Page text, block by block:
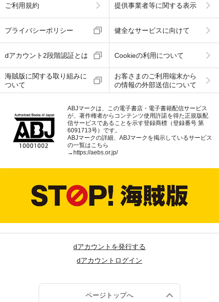
ご利用規約 提供事業者等に関する表示
プライバシーポリシー 健全なサービスに向けて
dアカウント2段階認証とは Cookieの利用について
海賊版に関する取り組みに
ついて
お客さまのご利用端末から
の情報の外部送信について
ABJマークは、この電子書店・電子書籍配信サービス
が、著作権者からコンテンツ使用許諾を得た正規版配
信サービスであることを示す登録商標（登録番号 第
6091713号）です。
ABJマークの詳細、ABJマークを掲示しているサービス
の一覧はこちら
→ https://aebs.or.jp/
dアカウントを発行する
dアカウントログイン
ページトップへ